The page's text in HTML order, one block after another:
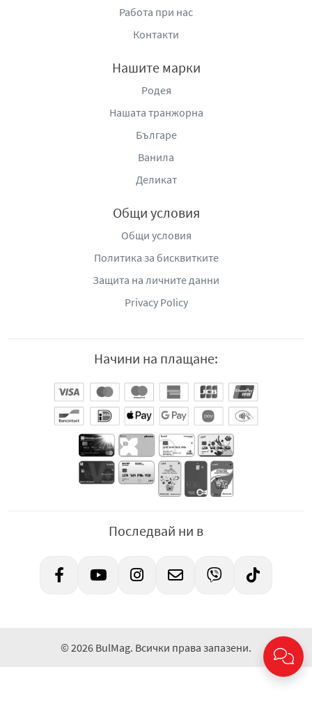
Работа при нас
Контакти
Нашите марки
Родея
Нашата транжорна
Българе
Ванила
Деликат
Общи условия
Общи условия
Политика за бисквитките
Защита на личните данни
Privacy Policy
Начини на плащане:
Последвай ни в
© 2026 BulMag. Всички права запазени.